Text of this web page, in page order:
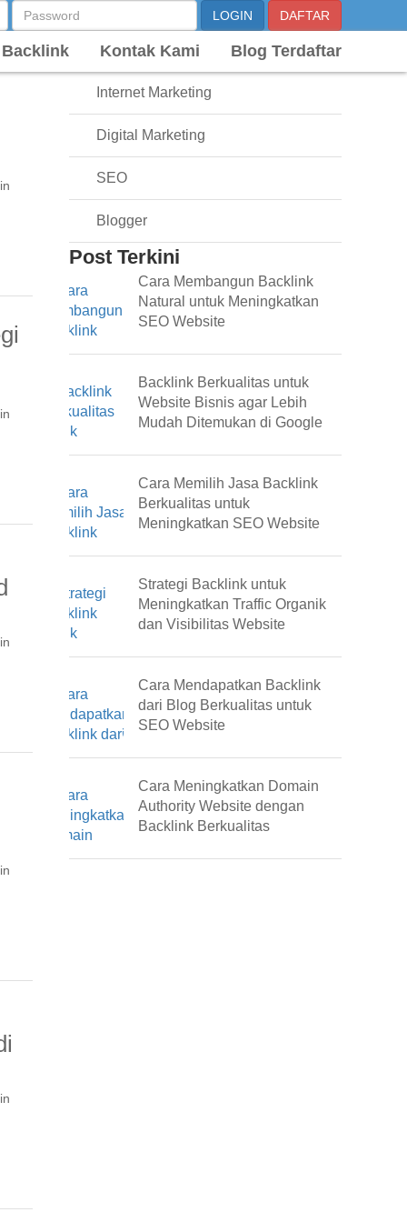
Kontak Kami Blog Terdaftar
KATEGORI
Online Marketing
Internet Marketing
Digital Marketing
SEO
Blogger
Post Terkini
Cara Membangun Backlink
Natural untuk Meningkatkan
SEO Website
Backlink Berkualitas untuk
Website Bisnis agar Lebih
Mudah Ditemukan di Google
Cara Memilih Jasa Backlink
Berkualitas untuk
Meningkatkan SEO Website
Strategi Backlink untuk
Meningkatkan Traffic Organik
dan Visibilitas Website
Cara Mendapatkan Backlink
dari Blog Berkualitas untuk
SEO Website
Cara Meningkatkan Domain
Authority Website dengan
Backlink Berkualitas